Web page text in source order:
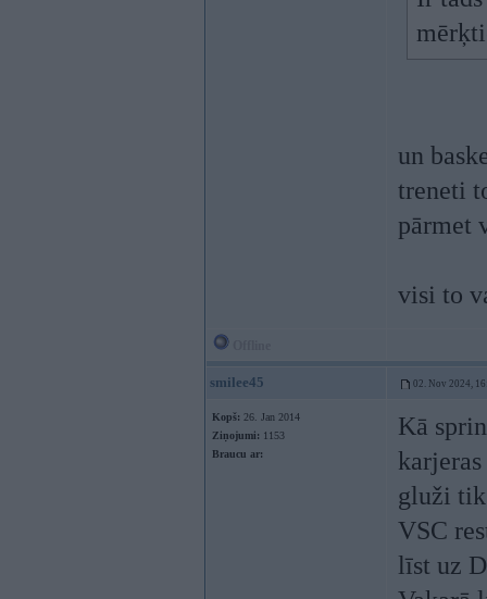
un
treneti
pārmet
visi to
smilee45 02. Nov 2024,
Kopš: 26. Jan 2014
Ziņojumi: 1153
Braucu ar:
Kā
gluži
VSC
līst uz